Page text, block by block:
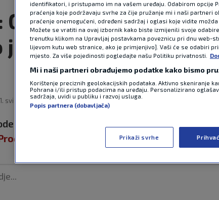
je, Jose
je novi trener Real
svi 2026 8:53 2 komentara
da bi se legendarni Portugalac trebao vratiti
više
identifikatori, i pristupamo im na vašem uređaju. Odabirom opcije
praćenja koje podržavaju svrhe za čije pružanje mi i naši partneri
praćenje onemogućeni, određeni sadržaj i oglasi koje vidite
Možete se vratiti na ovaj izbornik kako biste izmijenili svoje
trenutku klikom na Upravljaj postavkama poveznicu pri dnu web-
lijevom kutu web stranice, ako je primjenjivo]. Vaši će se odabiri
mjesto. Za više pojedinosti pogledajte našu Politiku privatnosti.
Mi i naši partneri obrađujemo podatke kako bismo
Korištenje preciznih geolokacijskih podataka. Aktivno skeniranje
Pohrana i/ili pristup podacima na uređaju. Personalizirano
sadržaja, uvidi u publiku i razvoj usluga.
Popis partnera (dobavljača)
Prikaži svrhe